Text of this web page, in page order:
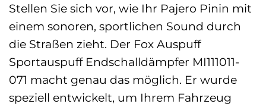
Stellen Sie sich vor, wie Ihr Pajero Pinin mit
einem sonoren, sportlichen Sound durch
die Straßen zieht. Der Fox Auspuff
Sportauspuff Endschalldämpfer MI111011-
071 macht genau das möglich. Er wurde
speziell entwickelt, um Ihrem Fahrzeug